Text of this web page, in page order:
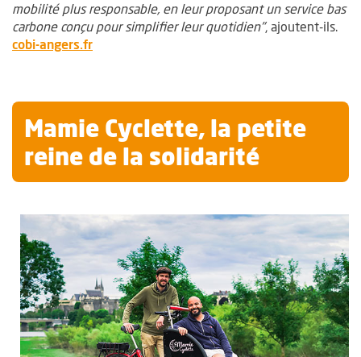
mobilité plus responsable, en leur proposant un service bas
carbone conçu pour simplifier leur quotidien", ajoutent-ils.
cobi-angers.fr, Ouvre une nouvelle fenêtre
Mamie Cyclette, la petite
reine de la solidarité